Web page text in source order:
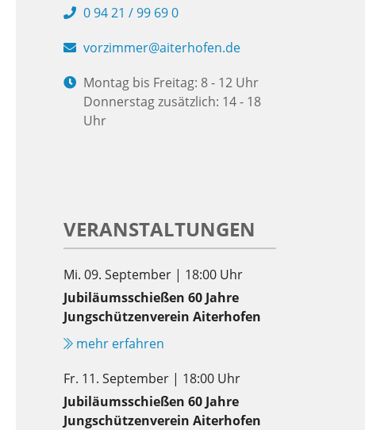
0 94 21 / 99 69 0
vorzimmer@aiterhofen.de
Montag bis Freitag: 8 - 12 Uhr
Donnerstag zusätzlich: 14 - 18
Uhr
VERANSTALTUNGEN
Mi. 09. September | 18:00 Uhr
Jubiläumsschießen 60 Jahre
Jungschützenverein Aiterhofen
mehr erfahren
Fr. 11. September | 18:00 Uhr
Jubiläumsschießen 60 Jahre
Jungschützenverein Aiterhofen